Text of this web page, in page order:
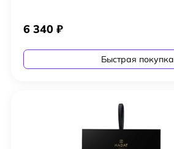
6 340 ₽
Быстрая покупка